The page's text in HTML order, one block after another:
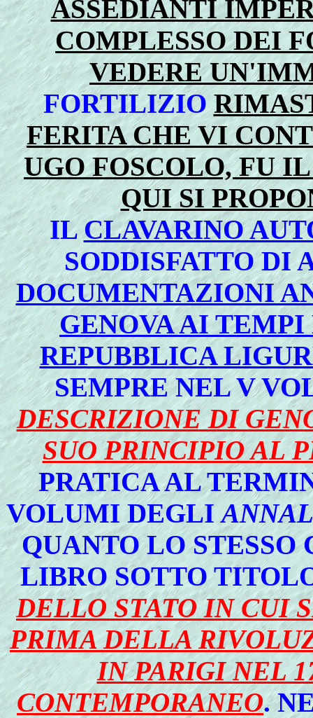
ASSEDIANTI
COMPLESSO DEI
VEDERE
FORTILIZIO
FERITA CHE VI
UGO FOSCOLO, FU
QUI SI
ILCLAVARINO
SODDISFATTO DI
DOCUMENTAZIONI
GENOVA AI
REPUBBLICA
SEMPRE NEL V
DESCRIZIONE DI
SUO PRINCIPIO AL
PRATICA AL
VOLUMI DEGLI
QUANTO LO STESSO
LIBRO SOTTO
DELLO STATO IN CUI
PRIMA DELLA
IN PARIGI NEL
CONTEMPORANEO.